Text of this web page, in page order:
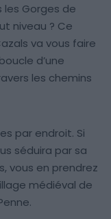
les Gorges de
niveau ? Ce
va vous faire
d’une
les chemins
par endroit. Si
séduira par sa
vous en prendrez
médiéval de